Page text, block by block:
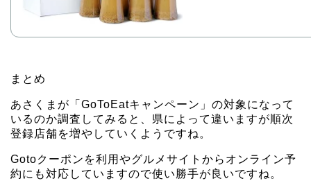
まとめ
あさくまが「GoToEatキャンペーン」の対象になって
いるのか調査してみると、県によって違いますが順次
登録店舗を増やしていくようですね。
Gotoクーポンを利用やグルメサイトからオンライン予
約にも対応していますので使い勝手が良いですね。